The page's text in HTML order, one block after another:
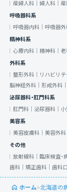
産婦人科｜ 婦人科｜ 産
呼吸器科系
呼吸器内科｜ 呼吸器外
精神科系
心療内科｜ 精神科｜ 老
外科系
整形外科｜
リハビリテ
脳神経外科｜ 形成外科｜
泌尿器科・肛門科系
肛門科｜ 泌尿器科｜ 小
美容系
美容皮膚科｜ 美容外科
その他
放射線科｜ 臨床検査・
歯科｜ 矯正歯科｜ 歯科
ホーム>北海道の